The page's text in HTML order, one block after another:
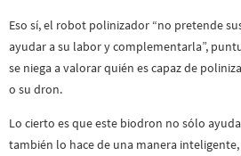
Eso sí, el robot polinizador “no pretende
ayudar a su labor y complementarla”,
se niega a valorar quién es capaz de
o su dron.
Lo cierto es que este biodron no sólo
también lo hace de una manera